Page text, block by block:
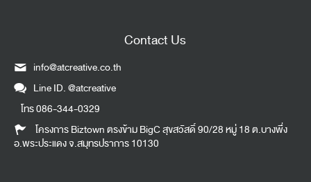
Contact Us
info@atcreative.co.th
Line ID.@atcreative
โทร086-344-0329
โครงการ Biztown ตรงข้าม BigC สุขสวัสดิ์ 90/28 หมู่ 18 ต.บางพึ่ง
อ.พระประแดง จ.สมุทรปราการ 10130